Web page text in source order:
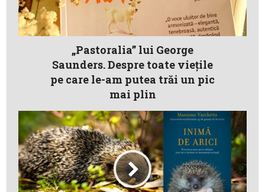
„Pastoralia” lui George
Saunders. Despre toate vieţile
pe care le-am putea trăi un pic
mai plin